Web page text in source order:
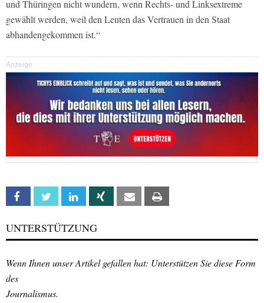
und Thüringen nicht wundern, wenn Rechts- und Linksextreme
gewählt werden, weil den Leuten das Vertrauen in den Staat
abhandengekommen ist.“
Anzeige
Facebook Twitter Linkedin Xing Email
UNTERSTÜTZUNG
Wenn Ihnen unser Artikel gefallen hat: Unterstützen Sie diese Form
des
Journalismus.